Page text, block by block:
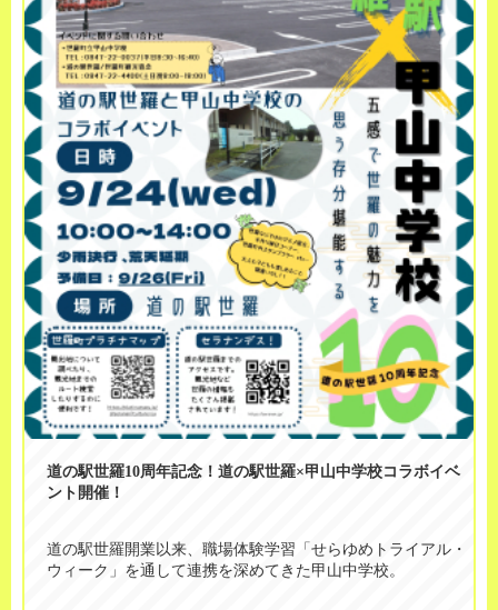
道の駅世羅10周年記念！道の駅世羅×甲山中学校コラボイベ
ント開催！
道の駅世羅開業以来、職場体験学習「せらゆめトライアル・
ウィーク」を通して連携を深めてきた甲山中学校。